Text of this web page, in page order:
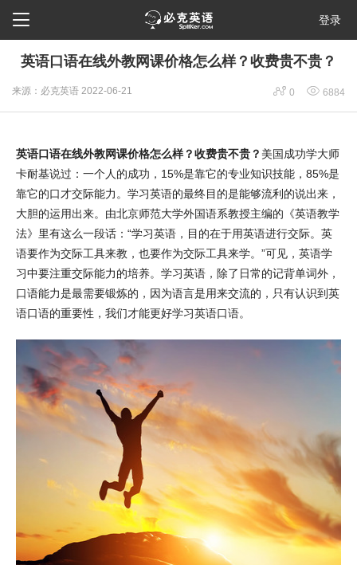
 登录
​英语口语在线外教网课价格怎么样？收费贵不贵？
来源：必克英语 2022-06-21  0  6884
英语口语在线外教网课价格怎么样？收费贵不贵？ 美国成功学大师
卡耐基说过：一个人的成功，15%是靠它的专业知识技能，85%是
靠它的口才交际能力。学习英语的最终目的是能够流利的说出来，
大胆的运用出来。由北京师范大学外国语系教授主编的《英语教学
法》里有这么一段话：“学习英语，目的在于用英语进行交际。英
语要作为交际工具来教，也要作为交际工具来学。”可见，英语学
习中要注重交际能力的培养。学习英语，除了日常的记背单词外，
口语能力是最需要锻炼的，因为语言是用来交流的，只有认识到英
语口语的重要性，我们才能更好学习英语口语。